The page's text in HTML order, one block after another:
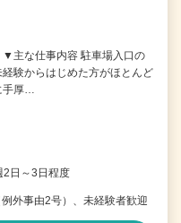
▼主な仕事内容 駐車場入口の
験からはじめた方がほとんど
厚…
2日～3日程度
外事由2号）、未経験者歓迎